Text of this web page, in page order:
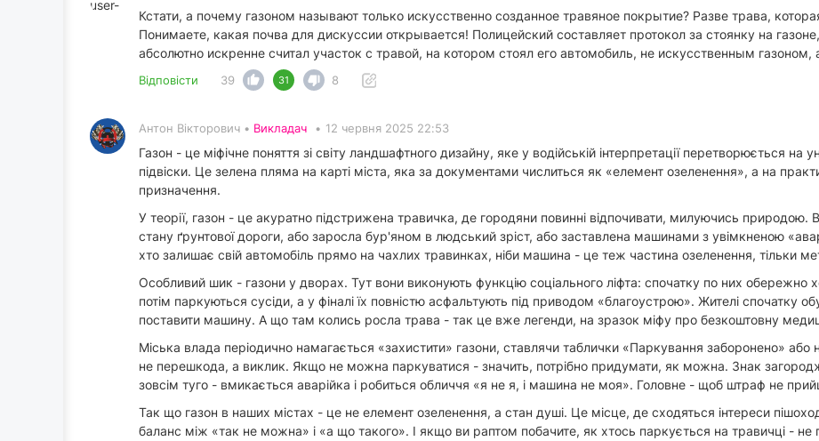
Кстати, а почему газоном называют только искусственно созданное травяное покрытие? Разве трава,
Понимаете, какая почва для дискуссии открывается! Полицейский составляет протокол за стоянку на
абсолютно искренне считал участок с травой, на котором стоял его автомобиль, не искусственным
Відповісти 39 31 8
Антон Вікторович • Викладач • 12 червня 2025 22:53
Газон - це міфічне поняття зі світу ландшафтного дизайну, яке у водійській інтерпретації перетворюється на
підвіски. Це зелена пляма на карті міста, яка за документами числиться як «елемент озеленення», а на
призначення.
У теорії, газон - це акуратно підстрижена травичка, де городяни повинні відпочивати, милуючись природою.
стану ґрунтової дороги, або заросла бур'яном в людський зріст, або заставлена машинами з увімкненою
хто залишає свій автомобіль прямо на чахлих травинках, ніби машина - це теж частина озеленення, тільки
Особливий шик - газони у дворах. Тут вони виконують функцію соціального ліфта: спочатку по них обережно
потім паркуються сусіди, а у фіналі їх повністю асфальтують під приводом «благоустрою». Жителі
поставити машину. А що там колись росла трава - так це вже легенди, на зразок міфу про безкоштовну
Міська влада періодично намагається «захистити» газони, ставлячи таблички «Паркування заборонено» або
не перешкода, а виклик. Якщо не можна паркуватися - значить, потрібно придумати, як можна. Знак
зовсім туго - вмикається аварійка і робиться обличчя «я не я, і машина не моя». Головне - щоб штраф не
Так що газон в наших містах - це не елемент озеленення, а стан душі. Це місце, де сходяться інтереси
баланс між «так не можна» і «а що такого». І якщо ви раптом побачите, як хтось паркується на травичці -